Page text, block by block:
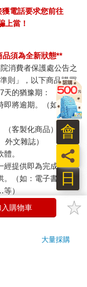
電話要求您前往
上當！
須為全新狀態**
消費者保護處公告之
則」，以下商品購買
的猶豫期：
即將逾期。（如：生
客製化商品）
文雜誌）
。
經提供即為完成之線
。（如：電子書、電
）
衣褲、刮鬍刀、除毛
豫期（含例假
日
員
會